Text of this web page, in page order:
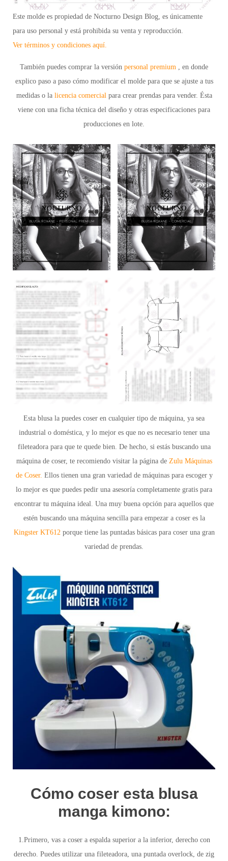
Este molde es propiedad de Nocturno Design Blog, es únicamente
para uso personal y está prohibida su venta y reproducción.
Ver términos y condiciones aquí.
También puedes comprar la versión personal premium , en donde
explico paso a paso cómo modificar el molde para que se ajuste a tus
medidas o la licencia comercialpara crear prendas para vender. Ésta
viene con una ficha técnica del diseño y otras especificaciones para
producciones en lote.
Esta blusa la puedes coser en cualquier tipo de máquina, ya sea
industrial o doméstica, y lo mejor es que no es necesario tener una
fileteadora para que te quede bien. De hecho, si estás buscando una
máquina de coser, te recomiendo visitar la página de Zulu Máquinas
de Coser. Ellos tienen una gran variedad de máquinas para escoger y
lo mejor es que puedes pedir una asesoría completamente gratis para
encontrar tu máquina ideal. Una muy buena opción para aquellos que
estén buscando una máquina sencilla para empezar a coser es la
Kingster KT612 porque tiene las puntadas básicas para coser una gran
variedad de prendas.
Cómo coser esta blusa
manga kimono:
1.Primero, vas a coser a espalda superior a la inferior, derecho con
derecho. Puedes utilizar una fileteadora, una puntada overlock, de zig